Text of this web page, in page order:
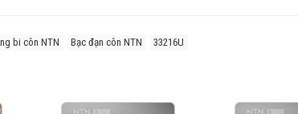
mài mòn tốt và kéo dài tuổi thọ.
bi côn NTN Bạc đạn côn NTN 33216U